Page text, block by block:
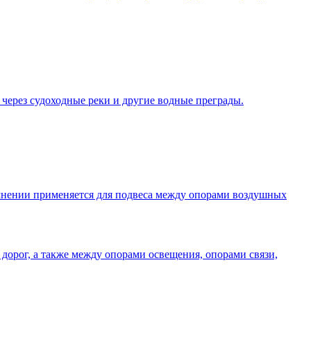
судоходные реки и другие водные преграды.
применяется для подвеса между опорами воздушных
а также между опорами освещения, опорами связи,